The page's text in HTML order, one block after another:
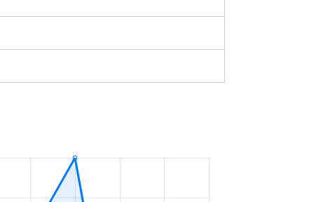
築0年
2023年1～3月
築0年